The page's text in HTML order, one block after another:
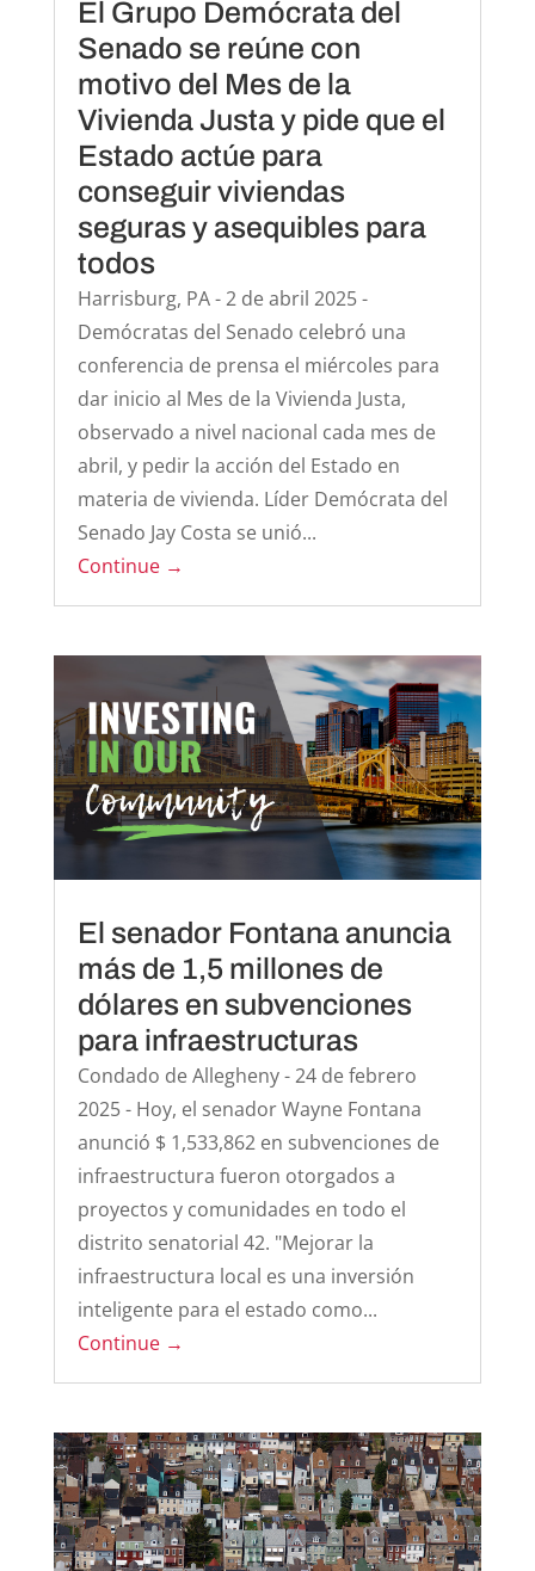
El Grupo Demócrata del
Senado se reúne con
motivo del Mes de la
Vivienda Justa y pide que el
Estado actúe para
conseguir viviendas
seguras y asequibles para
todos
Harrisburg, PA - 2 de abril 2025 -
Demócratas del Senado celebró una
conferencia de prensa el miércoles para
dar inicio al Mes de la Vivienda Justa,
observado a nivel nacional cada mes de
abril, y pedir la acción del Estado en
materia de vivienda. Líder Demócrata del
Senado Jay Costa se unió...
Continue →
El senador Fontana anuncia
más de 1,5 millones de
dólares en subvenciones
para infraestructuras
Condado de Allegheny - 24 de febrero
2025 - Hoy, el senador Wayne Fontana
anunció $ 1,533,862 en subvenciones de
infraestructura fueron otorgados a
proyectos y comunidades en todo el
distrito senatorial 42. "Mejorar la
infraestructura local es una inversión
inteligente para el estado como...
Continue →